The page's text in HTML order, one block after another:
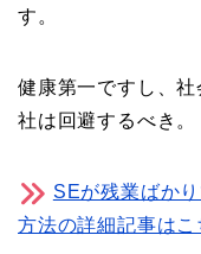
す。
健康第一ですし、
社は回避するべき。
SEが残業ばか
方法の詳細記事はこ